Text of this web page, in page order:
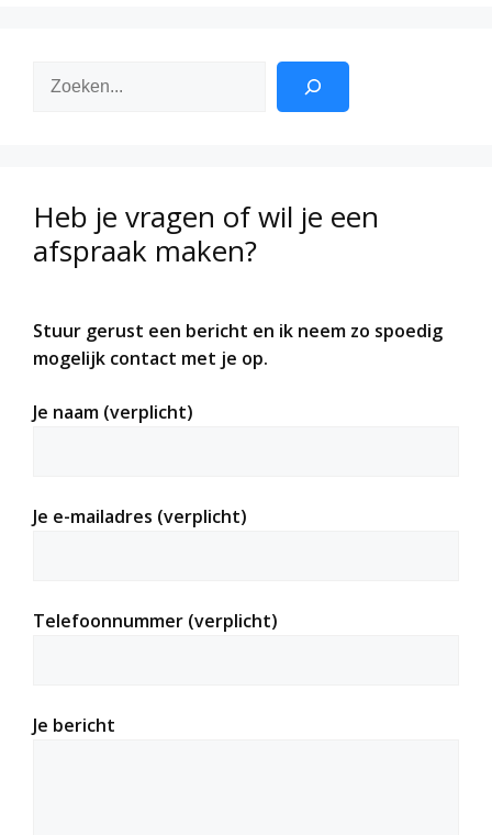
Zoeken
Heb je vragen of wil je een
afspraak maken?
Stuur gerust een bericht en ik neem zo spoedig
mogelijk contact met je op.
Je naam (verplicht)
Je e-mailadres (verplicht)
Telefoonnummer (verplicht)
Je bericht